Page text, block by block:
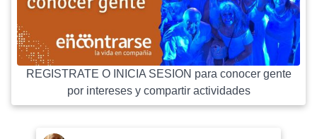
REGISTRATE O INICIA SESION para conocer gente
por intereses y compartir actividades